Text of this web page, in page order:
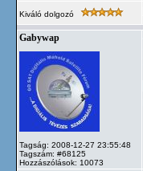
Kiváló dolgozó
Gabywap
Tagság: 2008-12-27 23:55:48
Tagszám: #68125
Hozzászólások: 10073